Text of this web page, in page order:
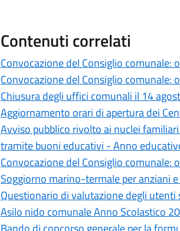
Contenuti correlati
Convocazione del Consiglio
Convocazione del Consiglio
Chiusura degli uffici comunali il 14
Aggiornamento orari di apertura dei
Avviso pubblico rivolto ai nuclei
tramite buoni educativi - Anno
Convocazione del Consiglio
Soggiorno marino-termale per anziani
Questionario di valutazione degli utenti
Asilo nido comunale Anno Scolastico